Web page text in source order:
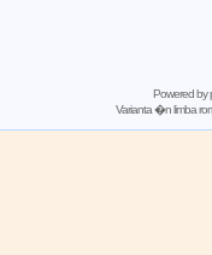
Powered by
Varianta �n limba